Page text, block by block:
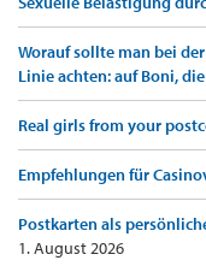
Worauf sollte man bei
Linie achten: auf Boni,
Real girls from your
Empfehlungen für
Postkarten als
1. August 2026